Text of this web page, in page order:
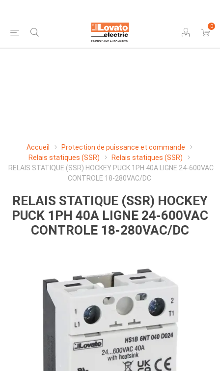
0
Accueil
Protection de puissance et commande
Relais statiques (SSR)
Relais statiques (SSR)
RELAIS STATIQUE (SSR) HOCKEY PUCK 1PH 40A LIGNE 24-600VAC
CONTROLE 18-280VAC/DC
RELAIS STATIQUE (SSR) HOCKEY
PUCK 1PH 40A LIGNE 24-600VAC
CONTROLE 18-280VAC/DC